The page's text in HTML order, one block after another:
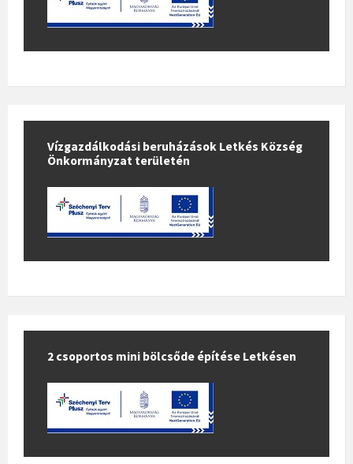
Vízgazdálkodási beruházások Letkés Község
Önkormányzat területén
2 csoportos mini bölcsőde építése Letkésen